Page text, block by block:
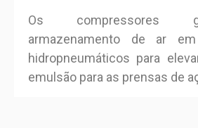
Os compressores
armazenamento de ar em
hidropneumáticos para
emulsão para as prensas de